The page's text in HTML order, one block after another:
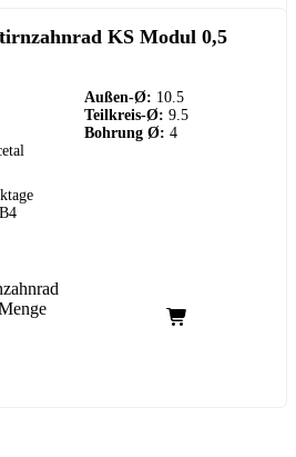
KS Modul 0,5
Außen-Ø: 10.5
Teilkreis-Ø: 9.5
Bohrung Ø: 4